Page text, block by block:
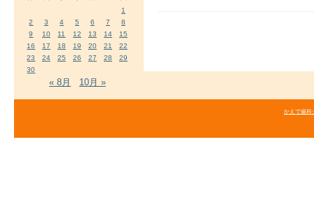
1
2
3 4 5 6 7
8
9
10 11 12 13 14
15
16
17 18 19 20 21
22
23
24 25 26 27 28
29
30
« 8月 10月 »
かえで歯科